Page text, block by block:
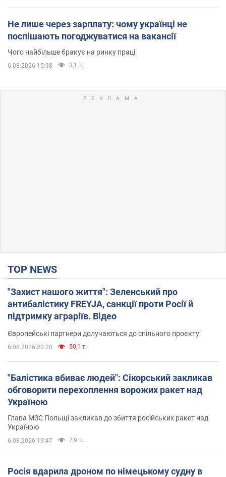
Не лише через зарплату: чому українці не
поспішають погоджуватися на вакансії
Чого найбільше бракує на ринку праці
6.08.2026 15:38 3,1 т.
TOP NEWS
"Захист нашого життя": Зеленський про
антибалістику FREYJA, санкції проти Росії й
підтримку аграріїв. Відео
Європейські партнери долучаються до спільного проєкту
6.08.2026 20:20 50,1 т.
"Балістика вбиває людей": Сікорський закликав
обговорити перехоплення ворожих ракет над
Україною
Глава МЗС Польщі закликав до збиття російських ракет над
Україною
6.08.2026 19:47 7,9 т.
Росія вдарила дроном по німецькому судну в